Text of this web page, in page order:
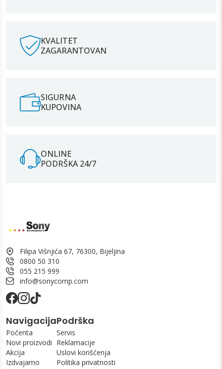
KVALITET
ZAGARANTOVAN
SIGURNA
KUPOVINA
ONLINE
PODRŠKA 24/7
Filipa Višnjića 67, 76300, Bijeljina
0800 50 310
055 215 999
info@sonycomp.com
Navigacija
Počenta
Novi proizvodi
Akcija
Izdvajamo
Podrška
Servis
Reklamacije
Uslovi korišćenja
Politika privatnosti